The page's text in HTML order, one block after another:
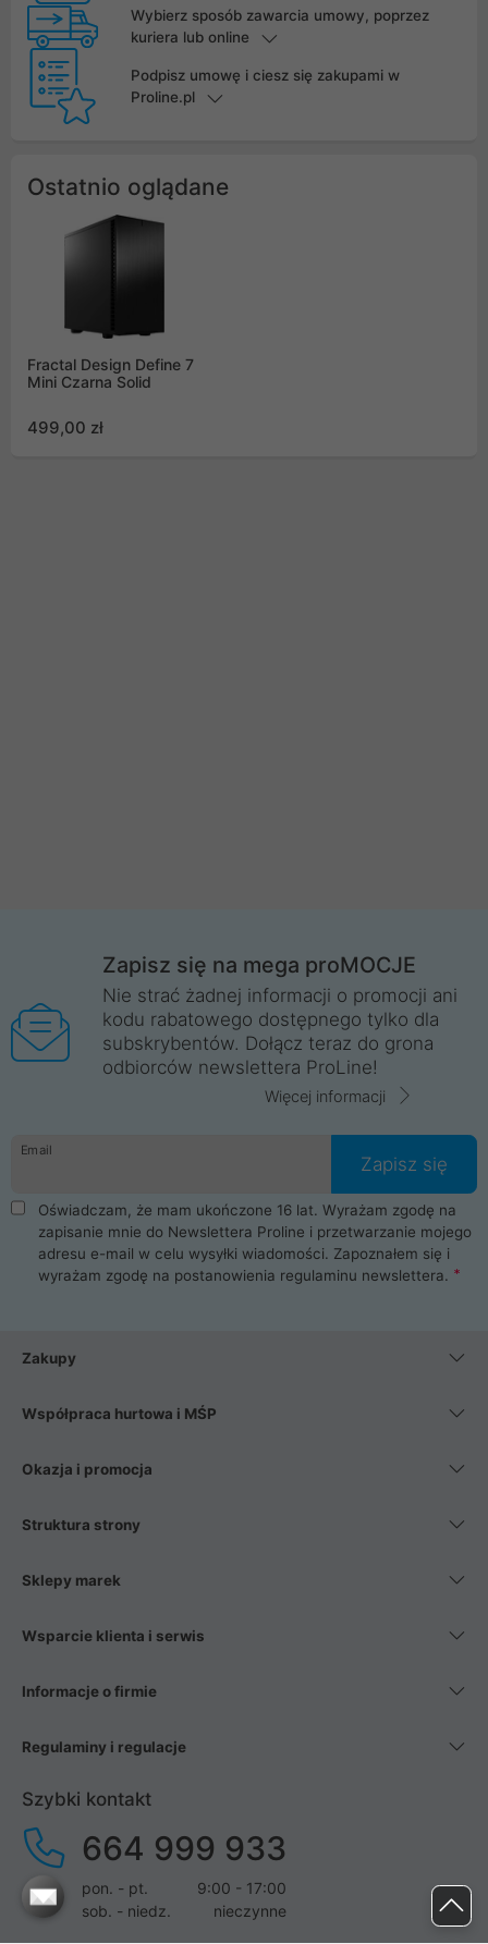
Wybierz sposób zawarcia umowy, poprzez
kuriera lub online
Podpisz umowę i ciesz się zakupami w
Proline.pl
Ostatnio oglądane
Fractal Design Define 7
Mini Czarna Solid
499,00 zł
Zapisz się na mega proMOCJE
Nie strać żadnej informacji o promocji ani
kodu rabatowego dostępnego tylko dla
subskrybentów. Dołącz teraz do grona
odbiorców newslettera ProLine!
Więcej informacji
Email
Zapisz się
Oświadczam, że mam ukończone 16 lat. Wyrażam zgodę na
zapisanie mnie do Newslettera Proline i przetwarzanie mojego
adresu e-mail w celu wysyłki wiadomości. Zapoznałem się i
wyrażam zgodę na postanowienia regulaminu newslettera.
Zakupy
Współpraca hurtowa i MŚP
Okazja i promocja
Struktura strony
Sklepy marek
Wsparcie klienta i serwis
Informacje o firmie
Regulaminy i regulacje
Szybki kontakt
664 999 933
pon. - pt.
9:00 - 17:00
sob. - niedz.
nieczynne